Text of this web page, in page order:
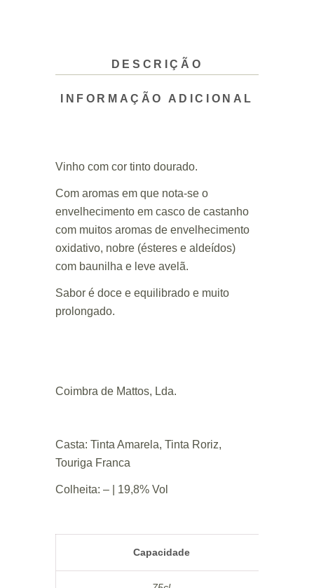
DESCRIÇÃO
INFORMAÇÃO ADICIONAL
Vinho com cor tinto dourado.
Com aromas em que nota-se o
envelhecimento em casco de castanho
com muitos aromas de envelhecimento
oxidativo, nobre (ésteres e aldeídos)
com baunilha e leve avelã.
Sabor é doce e equilibrado e muito
prolongado.
Coimbra de Mattos, Lda.
Casta: Tinta Amarela, Tinta Roriz,
Touriga Franca
Colheita: – | 19,8% Vol
Capacidade